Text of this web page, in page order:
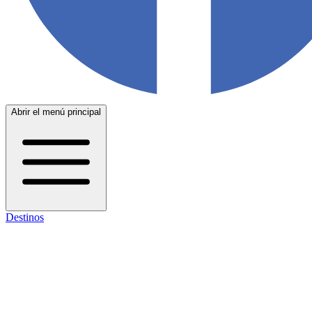
Abrir el menú principal
Destinos